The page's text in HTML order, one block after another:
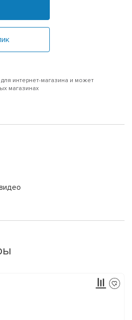
интернет-магазина и может
магазинах